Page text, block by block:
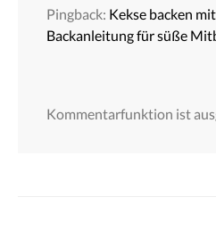
Pingback: Kekse backen
Backanleitung für süße
Kommentarfunktion ist